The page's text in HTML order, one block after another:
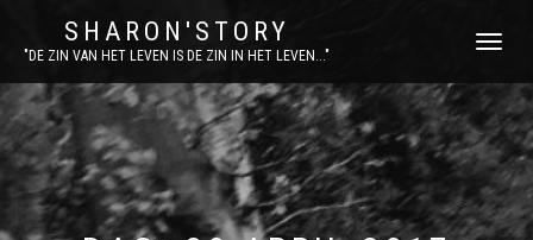
SHARON'STORY
"DE ZIN VAN HET LEVEN IS DE ZIN IN HET LEVEN..."
SCHAKEL
MENU